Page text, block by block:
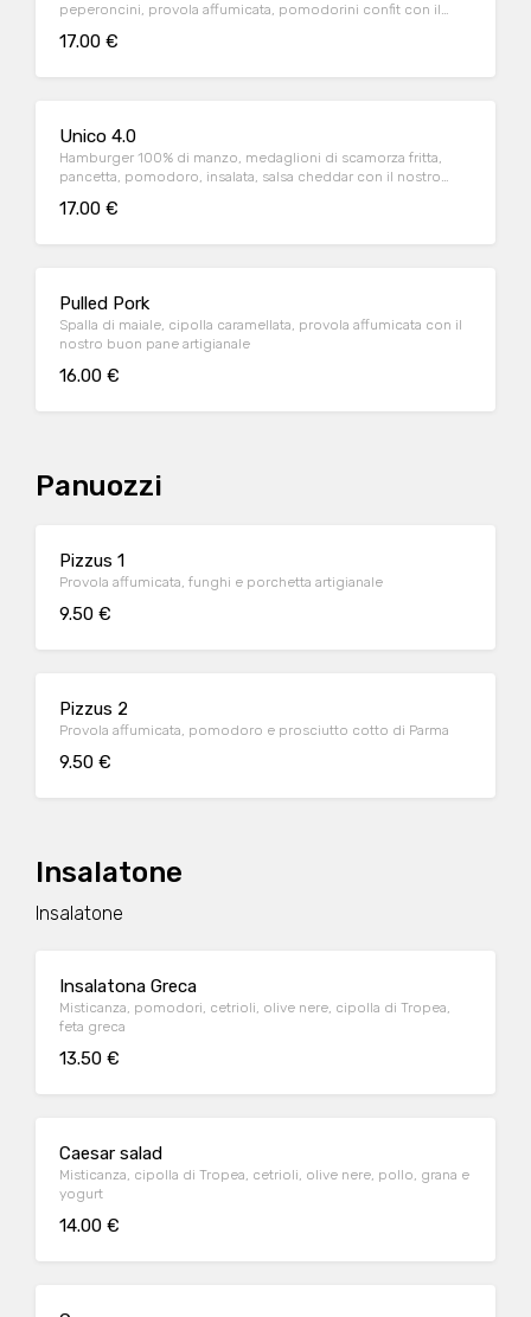
peperoncini, provola affumicata, pomodorini confit con il
17.00 €
Unico 4.0
Hamburger 100% di manzo, medaglioni di scamorza fritta,
pancetta, pomodoro, insalata, salsa cheddar con il nostro
17.00 €
Pulled Pork
Spalla di maiale, cipolla caramellata, provola affumicata con il
nostro buon pane artigianale
16.00 €
Panuozzi
Pizzus 1
Provola affumicata, funghi e porchetta artigianale
9.50 €
Pizzus 2
Provola affumicata, pomodoro e prosciutto cotto di Parma
9.50 €
Insalatone
Insalatone
Insalatona Greca
Misticanza, pomodori, cetrioli, olive nere, cipolla di Tropea,
feta greca
13.50 €
Caesar salad
Misticanza, cipolla di Tropea, cetrioli, olive nere, pollo, grana e
yogurt
14.00 €